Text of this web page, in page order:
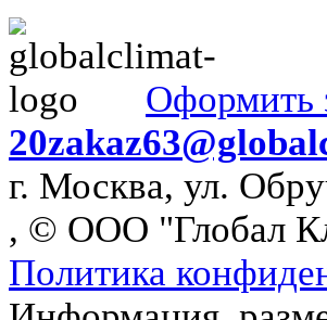
Оформить
20
г. Москва, ул.
, © ООО "Глобал
Политика